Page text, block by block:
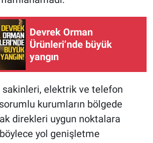
Devrek Orman
Ürünleri’nde büyük
yangın
sakinleri, elektrik ve telefon
kurumların bölgede
direkleri uygun noktalara
böylece yol genişletme